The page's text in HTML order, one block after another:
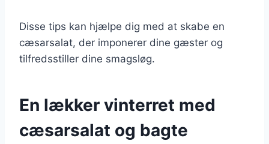
Disse tips kan hjælpe dig med at skabe en
cæsarsalat, der imponerer dine gæster og
tilfredsstiller dine smagsløg.
En lækker vinterret med
cæsarsalat og bagte